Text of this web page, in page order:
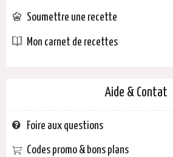
Soumettre une recette
Mon carnet de recettes
Aide & Contat
Foire aux questions
Codes promo & bons plans